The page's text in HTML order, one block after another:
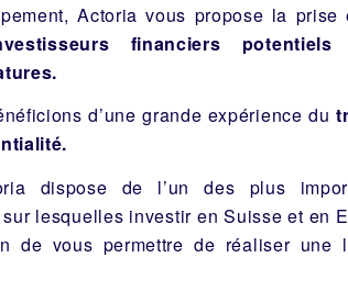
Actoria vous propose la prise
financiers
potentiels
d’une grande expérience du
dispose de l’un des plus
lesquelles investir en Suisse et en
vous permettre de réaliser une